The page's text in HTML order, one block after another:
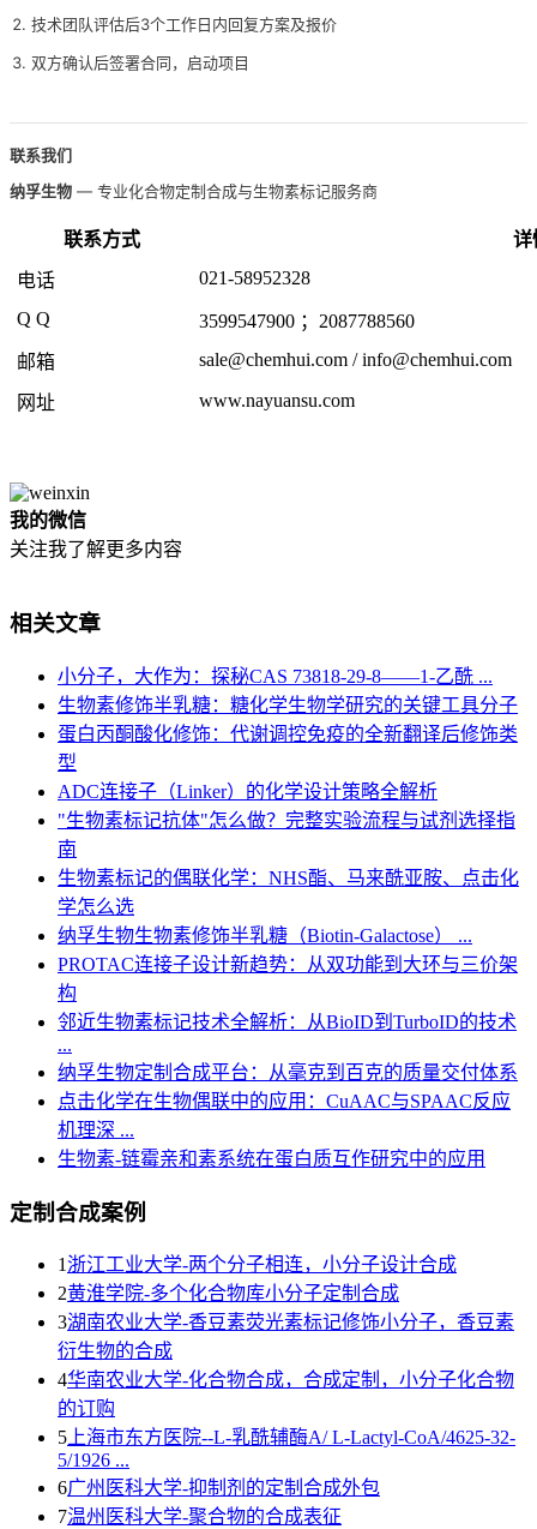
技术团队评估后3个工作日内回复方案及报价
双方确认后签署合同，启动项目
联系我们
纳孚生物 — 专业化合物定制合成与生物素标记服务商
联系方式
详
电话
021-58952328
Q Q
3599547900 ；2087788560
邮箱
sale@chemhui.com / info@chemhui.com
网址 www.nayuansu.com
我的微信
关注我了解更多内容
相关文章
小分子，大作为：探秘CAS 73818-29-8——1-乙酰 ...
生物素修饰半乳糖：糖化学生物学研究的关键工具分子
蛋白丙酮酸化修饰：代谢调控免疫的全新翻译后修饰类
型
ADC连接子（Linker）的化学设计策略全解析
"生物素标记抗体"怎么做？完整实验流程与试剂选择指
南
生物素标记的偶联化学：NHS酯、马来酰亚胺、点击化
学怎么选
纳孚生物生物素修饰半乳糖（Biotin-Galactose） ...
PROTAC连接子设计新趋势：从双功能到大环与三价架
构
邻近生物素标记技术全解析：从BioID到TurboID的技术
...
纳孚生物定制合成平台：从毫克到百克的质量交付体系
点击化学在生物偶联中的应用：CuAAC与SPAAC反应
机理深 ...
生物素-链霉亲和素系统在蛋白质互作研究中的应用
定制合成案例
1浙江工业大学-两个分子相连，小分子设计合成
2黄淮学院-多个化合物库小分子定制合成
3湖南农业大学-香豆素荧光素标记修饰小分子，香豆素
衍生物的合成
4华南农业大学-化合物合成，合成定制，小分子化合物
的订购
5上海市东方医院--L-乳酰辅酶A/ L-Lactyl-CoA/4625-32-
5/1926 ...
6广州医科大学-抑制剂的定制合成外包
7温州医科大学-聚合物的合成表征